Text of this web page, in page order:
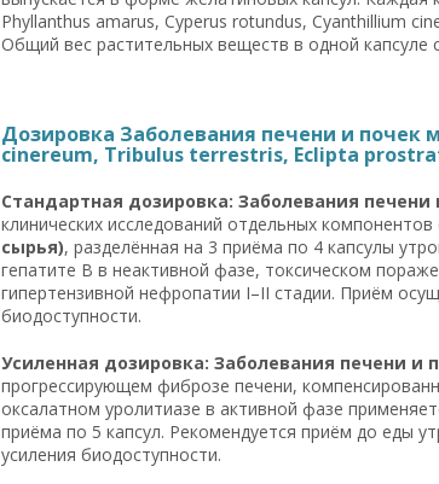
Phyllanthus amarus, Cyperus rotundus, Cyanthillium
Общий вес растительных веществ в одной капсуле
Дозировка Заболевания печени и почек
cinereum, Tribulus terrestris, Eclipta
Стандартная дозировка: Заболевания
клинических исследований отдельных
сырья), разделённая на 3 приёма по 4 капсулы
гепатите B в неактивной фазе, токсическом
гипертензивной нефропатии I–II стадии. Приём
биодоступности.
Усиленная дозировка: Заболевания печени и
прогрессирующем фиброзе печени,
оксалатном уролитиазе в активной фазе
приёма по 5 капсул. Рекомендуется приём до еды
усиления биодоступности.